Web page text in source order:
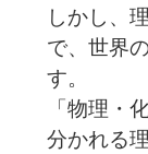
しかし、
で、世界
す。
「物理・
分かれる